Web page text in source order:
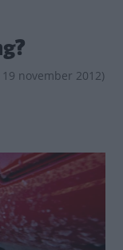
19 november 2012)